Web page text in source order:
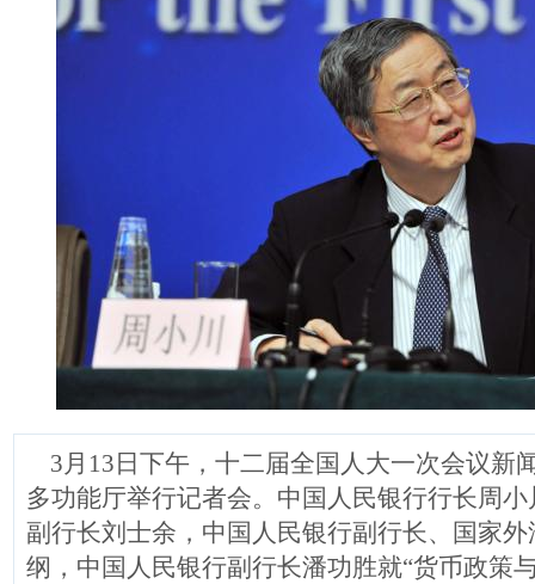
3月13日下午，十二届全国人大一次会议新
多功能厅举行记者会。中国人民银行行长周
副行长刘士余，中国人民银行副行长、国家
纲，中国人民银行副行长潘功胜就“货币政策